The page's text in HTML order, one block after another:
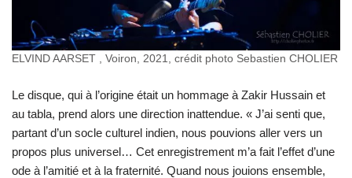
ELVIND AARSET , Voiron, 2021, crédit photo Sebastien CHOLIER
Le disque, qui à l’origine était un hommage à Zakir Hussain et
au tabla, prend alors une direction inattendue. « J’ai senti que,
partant d’un socle culturel indien, nous pouvions aller vers un
propos plus universel… Cet enregistrement m’a fait l’effet d’une
ode à l’amitié et à la fraternité. Quand nous jouions ensemble,